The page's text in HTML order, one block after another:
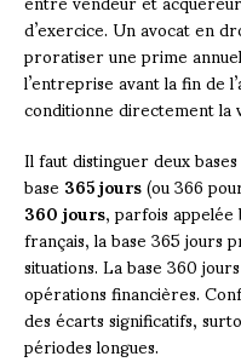
d’exercice. Un avocat en
proratiser une prime
l’entreprise avant la fin de
conditionne directement la
Il faut distinguer deux
base365 jours(ou 366
360 jours, parfois
français, la base 365 jours
situations. La base 360
opérations financières.
des écarts significatifs,
périodes longues.